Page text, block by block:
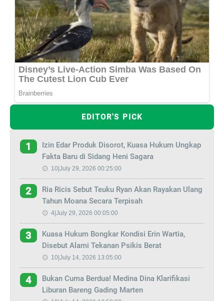
EDITOR'S PICK
1
Izin Edar Produk Disorot, Kuasa Hukum Ungkap
Fakta Baru di Sidang Heni Sagara
10|July 29, 2026 00:25:00
2
Ria Ricis Sebut Teuku Ryan Akan Rayakan Ulang
Tahun Moana Secara Terpisah
4|July 29, 2026 00:05:00
3
Kuasa Hukum Bongkar Kondisi Erin Wartia,
Disebut Alami Tekanan Psikis Berat
10|July 14, 2026 13:05:00
4
Bukan Cuma Berdua! Medina Dina Klarifikasi
Liburan Bareng Gading Marten